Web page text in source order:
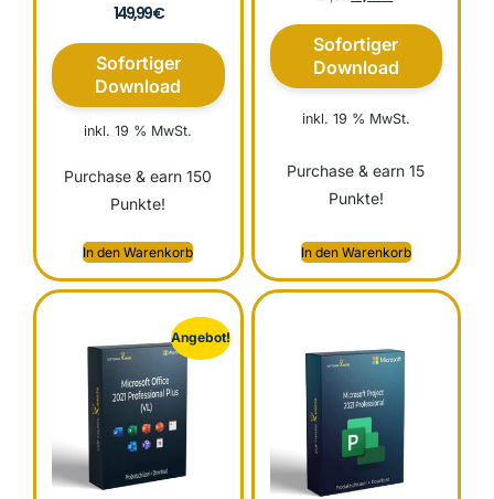
149,99€
Sofortiger
Download
inkl. 19 % MwSt.
Purchase & earn 150
Punkte!
In den Warenkorb
Sofortiger
Download
inkl. 19 % MwSt.
Purchase & earn 15
Punkte!
In den Warenkorb
Angebot!